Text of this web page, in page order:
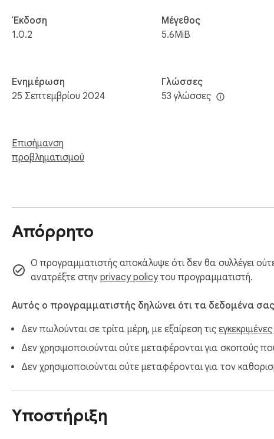
Έκδοση
1.0.2
Ενημέρωση
25 Σεπτεμβρίου 2024
Επισήμανση
προβληματισμού
Μέγεθος
5.6MiB
Γλώσσες
53 γλώσσες
Απόρρητο
Ο προγραμματιστής αποκάλυψε ότι δεν θα συλλέγει
ανατρέξτε στην privacy policyτου προγραμματιστή.
Αυτός ο προγραμματιστής δηλώνει ότι τα δεδομένα σας
Δεν πωλούνται σε τρίτα μέρη, με εξαίρεση τις
Δεν χρησιμοποιούνται ούτε μεταφέρονται για σκοπούς
Δεν χρησιμοποιούνται ούτε μεταφέρονται για τον
Υποστήριξη